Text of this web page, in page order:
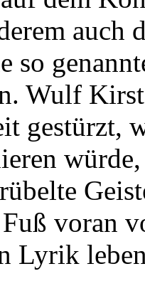
auch
so
Wulf
gestürzt,
voran
Lyrik